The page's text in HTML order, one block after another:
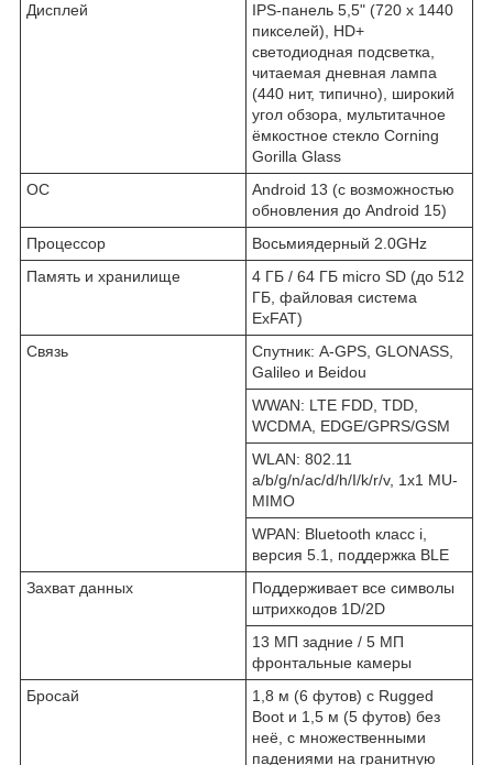
Дисплей
IPS-панель 5,5" (720 x 1440
пикселей), HD+
светодиодная подсветка,
читаемая дневная лампа
(440 нит, типично), широкий
угол обзора, мультитачное
ёмкостное стекло Corning
Gorilla Glass
ОС
Android 13 (с возможностью
обновления до Android 15)
Процессор
Восьмиядерный 2.0GHz
Память и хранилище
4 ГБ / 64 ГБ micro SD (до 512
ГБ, файловая система
ExFAT)
Связь
Спутник: A-GPS, GLONASS,
Galileo и Beidou
WWAN: LTE FDD, TDD,
WCDMA, EDGE/GPRS/GSM
WLAN: 802.11
a/b/g/n/ac/d/h/I/k/r/v, 1x1 MU-
MIMO
WPAN: Bluetooth класс i,
версия 5.1, поддержка BLE
Захват данных
Поддерживает все символы
штрихкодов 1D/2D
13 МП задние / 5 МП
фронтальные камеры
Бросай
1,8 м (6 футов) с Rugged
Boot и 1,5 м (5 футов) без
неё, с множественными
падениями на гранитную